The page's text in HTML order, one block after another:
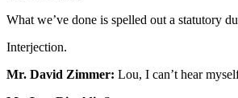
What we’ve done is spelled out a statutory
Interjection.
Mr. David Zimmer: Lou, I can’t hear